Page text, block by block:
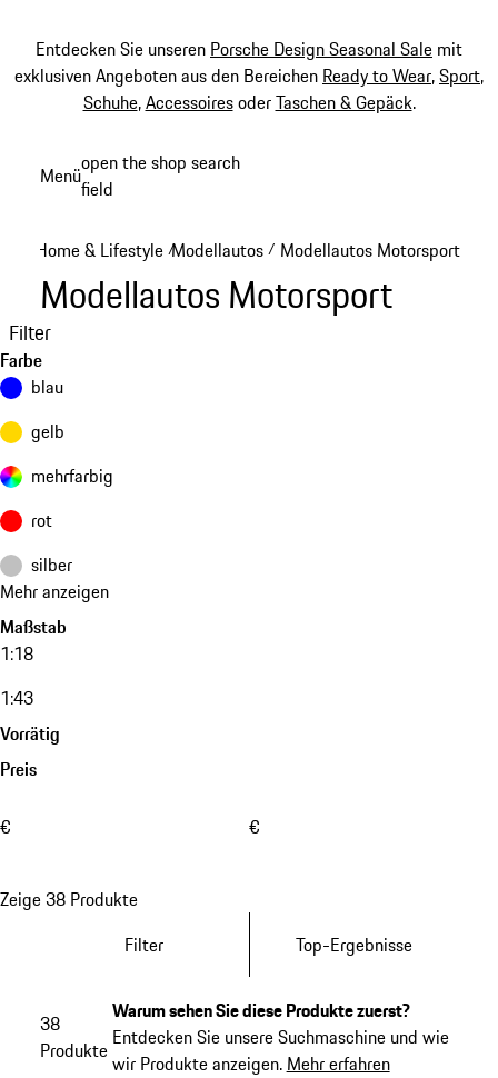
Entdecken Sie unseren Porsche Design Seasonal Sale mit
exklusiven Angeboten aus den Bereichen Ready to Wear,Sport,
Schuhe,AccessoiresoderTaschen & Gepäck.
Hauptinhalt
Menüopen the shop search
field
Home & Lifestyle /Modellautos / Modellautos Motorsport
Modellautos Motorsport
Filter
Farbe
blau
gelb
mehrfarbig
rot
silber
Mehr anzeigen
Maßstab
1:18
1:43
Vorrätig
Preis
€ €
Zeige 38 Produkte
Filter
Top-Ergebnisse
38
Produkte
Warum sehen Sie diese Produkte zuerst?
Entdecken Sie unsere Suchmaschine und wie
wir Produkte anzeigen. Mehr erfahren